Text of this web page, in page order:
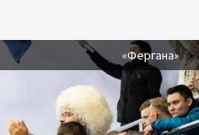
«Фергана»